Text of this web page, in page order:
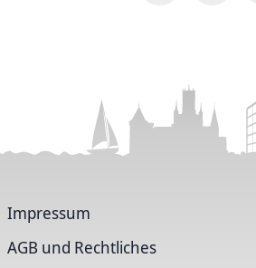
Impressum
AGB und Rechtliches